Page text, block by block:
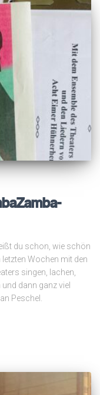
du schon, wie schön
Wochen mit den
singen, lachen,
dann ganz viel
Peschel.